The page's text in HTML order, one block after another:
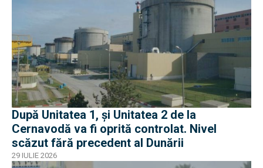
După Unitatea 1, și Unitatea 2 de la
Cernavodă va fi oprită controlat. Nivel
scăzut fără precedent al Dunării
29 IULIE 2026